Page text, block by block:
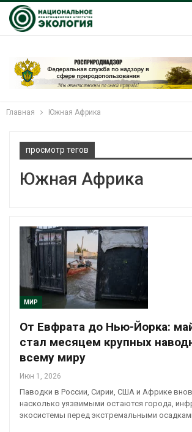
Главная Южная Африка
просмотр тегов
Южная Африка
МИР
От Евфрата до Нью-Йорка:
стал месяцем крупных
всему миру
Июн 1, 2026
Паводки в России, Сирии, США и Африке
насколько уязвимыми остаются города,
экосистемы перед экстремальными